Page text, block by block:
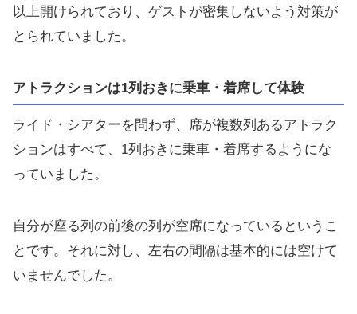
以上開けられており、ゲストが密集しないよう対策が
とられていました。
アトラクションは1列おきに乗車・着席して体験
ライド・シアターを問わず、席が複数列あるアトラク
ションはすべて、1列おきに乗車・着席するようにな
っていました。
自分が座る列の前後の列が空席になっているというこ
とです。それに対し、左右の間隔は基本的には空けて
いませんでした。